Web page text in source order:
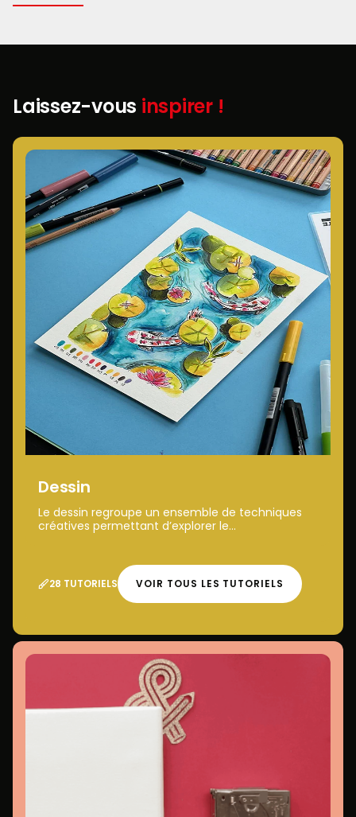
Laissez-vous inspirer !
Dessin
Le dessin regroupe un ensemble de techniques
créatives permettant d’explorer le...
28 TUTORIELS VOIR TOUS LES TUTORIELS